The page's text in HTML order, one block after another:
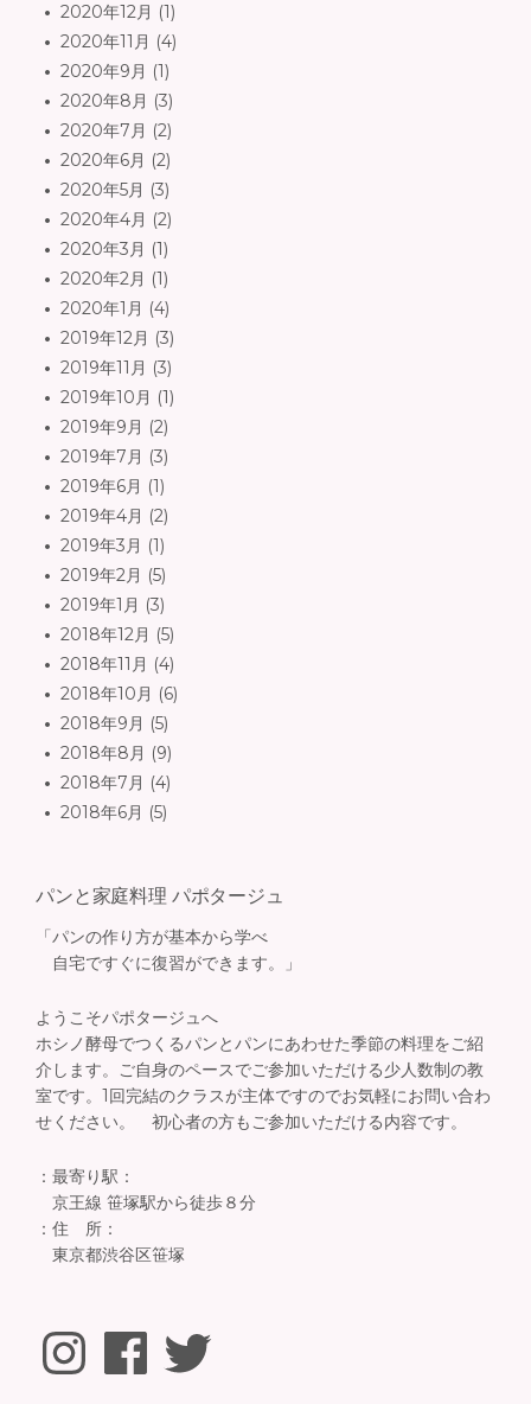
2020年12月 (1)
2020年11月 (4)
2020年9月 (1)
2020年8月 (3)
2020年7月 (2)
2020年6月 (2)
2020年5月 (3)
2020年4月 (2)
2020年3月 (1)
2020年2月 (1)
2020年1月 (4)
2019年12月 (3)
2019年11月 (3)
2019年10月 (1)
2019年9月 (2)
2019年7月 (3)
2019年6月 (1)
2019年4月 (2)
2019年3月 (1)
2019年2月 (5)
2019年1月 (3)
2018年12月 (5)
2018年11月 (4)
2018年10月 (6)
2018年9月 (5)
2018年8月 (9)
2018年7月 (4)
2018年6月 (5)
パンと家庭料理 パポタージュ
「パンの作り方が基本から学べ
自宅ですぐに復習ができます。」
ようこそパポタージュへ
ホシノ酵母でつくるパンとパンにあわせた季節の料理をご紹
介します。ご自身のペースでご参加いただける少人数制の教
室です。1回完結のクラスが主体ですのでお気軽にお問い合わ
せください。 初心者の方もご参加いただける内容です。
：最寄り駅：
京王線 笹塚駅から徒歩８分
：住 所：
東京都渋谷区笹塚
InstagramFacebookTwitter